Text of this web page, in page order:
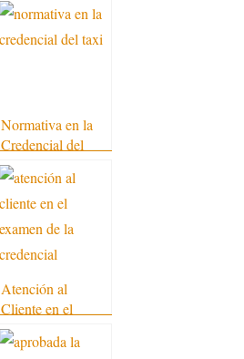
Normativa en la
Credencial del
Taxi
Atención al
Cliente en el
Examen de la
Credencial